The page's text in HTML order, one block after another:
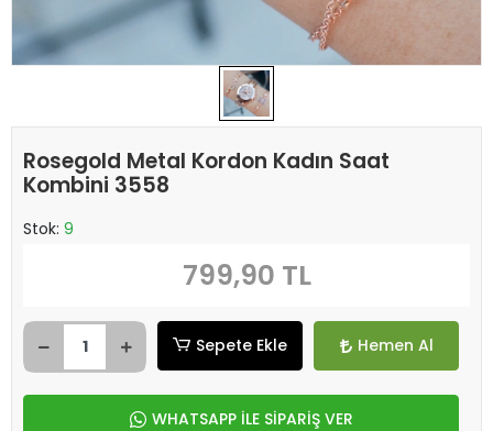
Rosegold Metal Kordon Kadın Saat
Kombini 3558
Stok: 9
799,90 TL
Sepete Ekle Hemen Al
WHATSAPP İLE SİPARİŞ VER